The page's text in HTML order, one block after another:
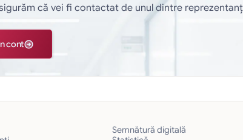
că vei fi contactat de unul dintre
cont
Semnătură digitală